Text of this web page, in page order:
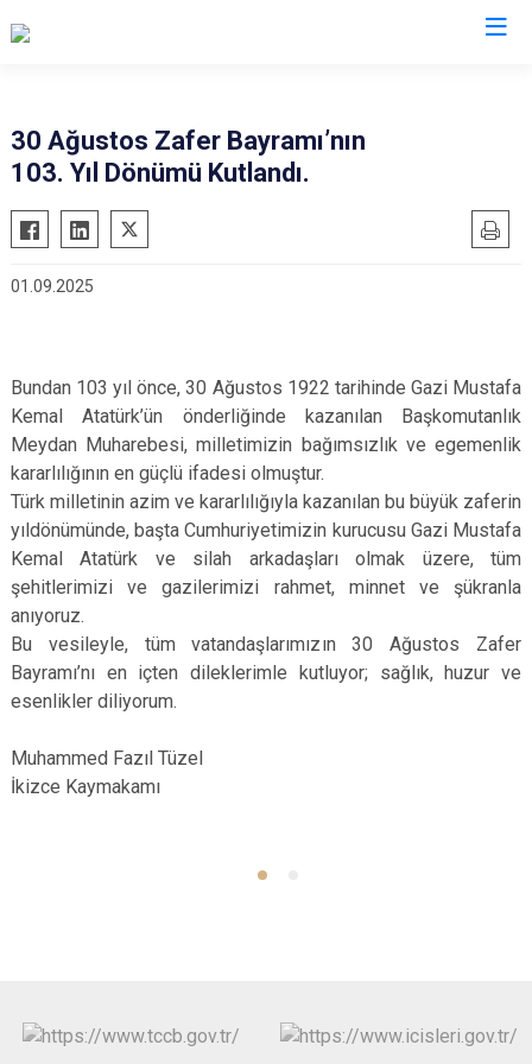
Akkuş
Aybastı
Çatalpınar
Gölköy
Gülyalı
Gürgentepe
İkizce
Kabadüz
Ulubey
Ünye
Altınordu
30 Ağustos Zafer Bayramı’nın
103. Yıl Dönümü Kutlandı.
01.09.2025
Bundan 103 yıl önce, 30 Ağustos 1922 tarihinde Gazi Mustafa
Kemal Atatürk’ün önderliğinde kazanılan Başkomutanlık
Meydan Muharebesi, milletimizin bağımsızlık ve egemenlik
kararlılığının en güçlü ifadesi olmuştur.
Türk milletinin azim ve kararlılığıyla kazanılan bu büyük zaferin
yıldönümünde, başta Cumhuriyetimizin kurucusu Gazi Mustafa
Kemal Atatürk ve silah arkadaşları olmak üzere, tüm
şehitlerimizi ve gazilerimizi rahmet, minnet ve şükranla
anıyoruz.
Bu vesileyle, tüm vatandaşlarımızın 30 Ağustos Zafer
Bayramı’nı en içten dileklerimle kutluyor; sağlık, huzur ve
esenlikler diliyorum.
Muhammed Fazıl Tüzel
İkizce Kaymakamı